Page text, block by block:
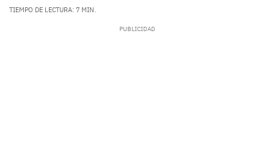
TIEMPO DE LECTURA: 7 MIN.